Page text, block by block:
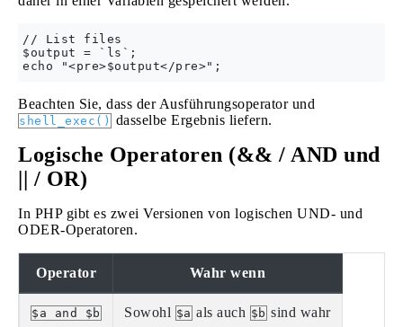
// List files
$output = `ls`;
Beachten Sie, dass der Ausführungsoperator und
shell_exec() dasselbe Ergebnis liefern.
Logische Operatoren (&& / AND und
|| / OR)
In PHP gibt es zwei Versionen von logischen UND- und
ODER-Operatoren.
Operator Wahr wenn
$a and $b Sowohl $a als auch $b sind wahr